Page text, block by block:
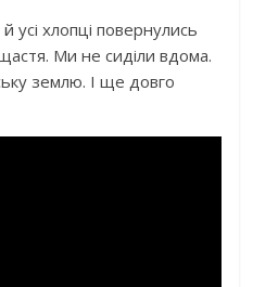
усі хлопці повернулись
Ми не сиділи вдома.
землю. І ще довго